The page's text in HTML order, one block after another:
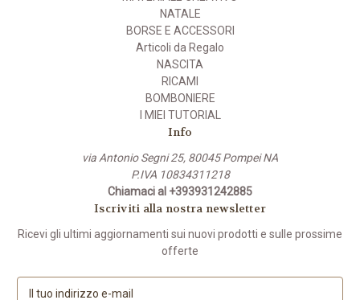
NATALE
BORSE E ACCESSORI
Articoli da Regalo
NASCITA
RICAMI
BOMBONIERE
I MIEI TUTORIAL
Info
via Antonio Segni 25, 80045 Pompei NA
P.IVA 10834311218
Chiamaci al +393931242885
Iscriviti alla nostra newsletter
Ricevi gli ultimi aggiornamenti sui nuovi prodotti e sulle prossime
offerte